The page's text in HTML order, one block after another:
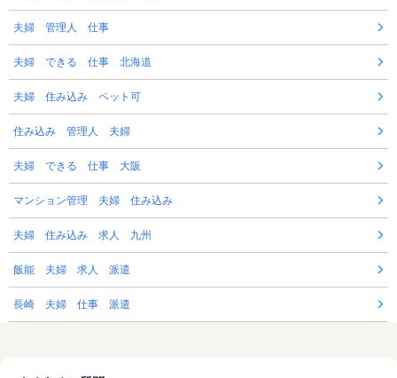
夫婦 管理人 仕事
夫婦 できる 仕事 北海道
夫婦 住み込み ペット可
住み込み 管理人 夫婦
夫婦 できる 仕事 大阪
マンション管理 夫婦 住み込み
夫婦 住み込み 求人 九州
飯能 夫婦 求人 派遣
長崎 夫婦 仕事 派遣